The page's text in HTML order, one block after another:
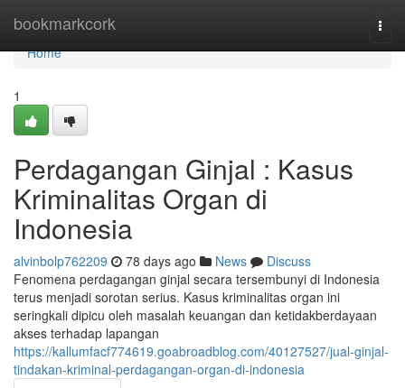
bookmarkcork
Home
Home
1
Perdagangan Ginjal : Kasus
Kriminalitas Organ di
Indonesia
alvinbolp762209 78 days ago News
Discuss
Fenomena perdagangan ginjal secara tersembunyi di Indonesia
terus menjadi sorotan serius. Kasus kriminalitas organ ini
seringkali dipicu oleh masalah keuangan dan ketidakberdayaan
akses terhadap lapangan
https://kallumfacf774619.goabroadblog.com/40127527/jual-ginjal-
tindakan-kriminal-perdagangan-organ-di-indonesia